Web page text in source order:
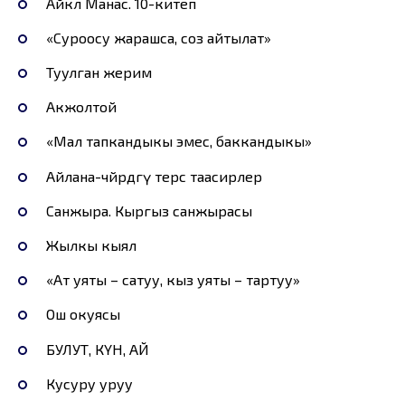
«Суроосу жарашса, соз айтылат»
Туулган жерим
Акжолтой
«Мал тапкандыкы эмес, баккандыкы»
Айлана-чөйрөдөгү терс таасирлер
Санжыра. Кыргыз санжырасы
Жылкы кыял
«Ат уяты – сатуу, кыз уяты – тартуу»
Ош окуясы
БУЛУТ, КҮН, АЙ
Кусуру уруу